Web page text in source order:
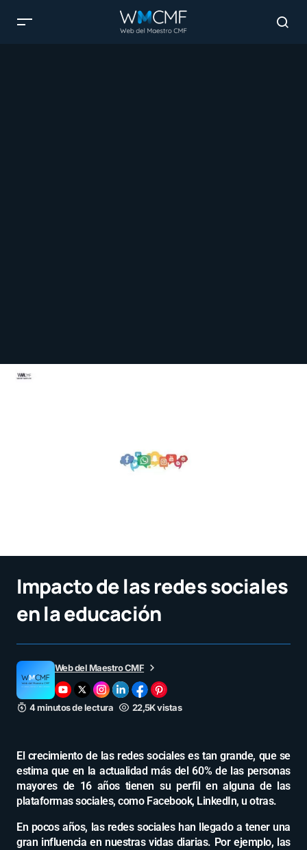
Impacto de las redes sociales
en la educación
Web del Maestro CMF
4 minutos de lectura 22,5K vistas
El crecimiento de las redes sociales es tan grande, que se
estima que en la actualidad más del 60% de las personas
mayores de 16 años tienen su perfil en alguna de las
plataformas sociales, como Facebook, LinkedIn, u otras.
En pocos años, las redes sociales han llegado a tener una
gran influencia en nuestras vidas diarias. Por ejemplo, las